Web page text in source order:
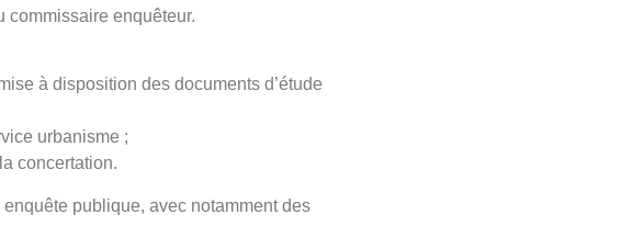
commissaire enquêteur.
à disposition des documents d’étude
urbanisme ;
concertation.
publique, avec notamment des